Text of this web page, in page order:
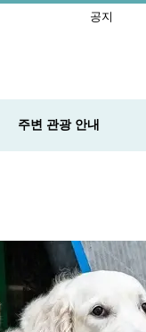
공지
주변 관광 안내